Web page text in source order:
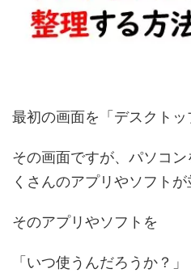
最初の画面を「デスクトッ
その画面ですが、パソコ
くさんのアプリやソフトが
そのアプリやソフトを
「いつ使うんだろうか？」